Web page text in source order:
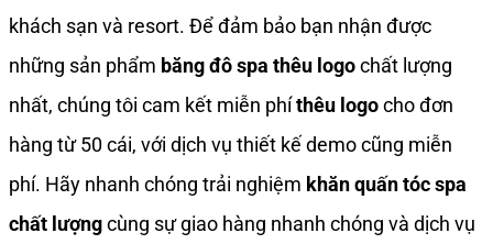
khách sạn và resort. Để đảm bảo bạn nhận được
những sản phẩm băng đô spa thêu logochất lượng
nhất, chúng tôi cam kết miễn phíthêu logocho đơn
hàng từ 50 cái, với dịch vụ thiết kế demo cũng miễn
phí. Hãy nhanh chóng trải nghiệm khăn quấn tóc spa
chất lượngcùng sự giao hàng nhanh chóng và dịch vụ